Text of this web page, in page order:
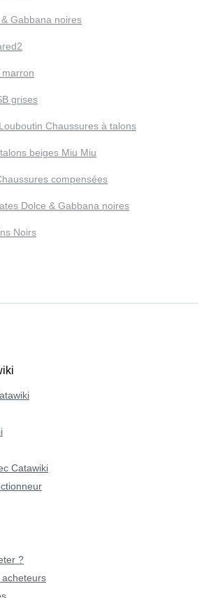
Gabbana noires
marron
grises
Chaussures à talons
beiges Miu Miu
compensées
Dolce & Gabbana noires
Noirs
Catawiki
?